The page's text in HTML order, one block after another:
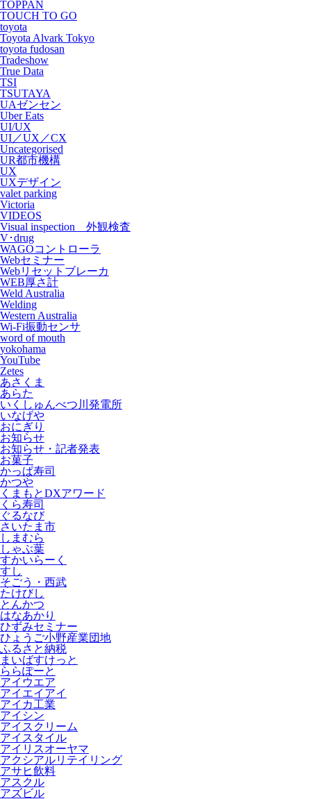
TOPPAN
TOUCH TO GO
toyota
Toyota Alvark Tokyo
toyota fudosan
Tradeshow
True Data
TSI
TSUTAYA
UAゼンセン
Uber Eats
UI/UX
UI／UX／CX
Uncategorised
UR都市機構
UX
UXデザイン
valet parking
Victoria
VIDEOS
Visual inspection 外観検査
V･drug
WAGOコントローラ
Webセミナー
Webリセットブレーカ
WEB厚さ計
Weld Australia
Welding
Western Australia
Wi-Fi振動センサ
word of mouth
yokohama
YouTube
Zetes
あさくま
あらた
いくしゅんべつ川発電所
いなげや
おにぎり
お知らせ
お知らせ・記者発表
お菓子
かっぱ寿司
かつや
くまもとDXアワード
くら寿司
ぐるなび
さいたま市
しまむら
しゃぶ葉
すかいらーく
すし
そごう・西武
たけびし
とんかつ
はなあかり
ひずみセミナー
ひょうご小野産業団地
ふるさと納税
まいばすけっと
ららぽーと
アイウエア
アイエイアイ
アイカ工業
アイシン
アイスクリーム
アイスタイル
アイリスオーヤマ
アクシアルリテイリング
アサヒ飲料
アスクル
アズビル